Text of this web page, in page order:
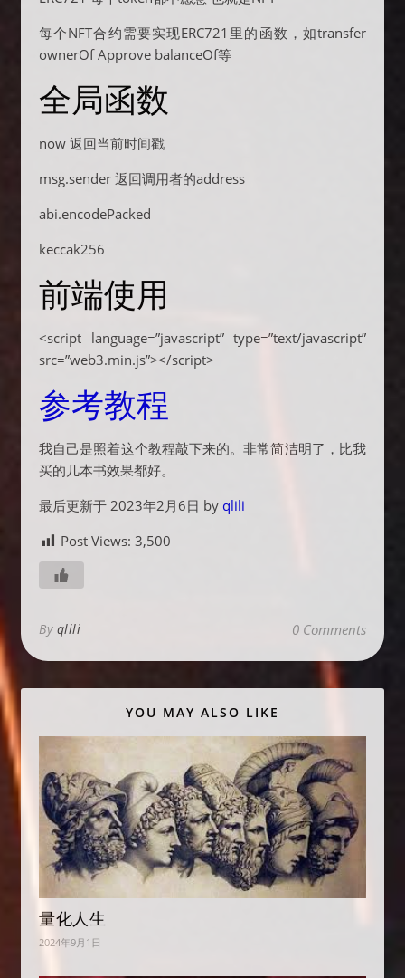
每个NFT合约需要实现ERC721里的函数，如transfer
ownerOf Approve balanceOf等
全局函数
now 返回当前时间戳
msg.sender 返回调用者的address
abi.encodePacked
keccak256
前端使用
<script language=”javascript” type=”text/javascript”
src=”web3.min.js”></script>
参考教程
我自己是照着这个教程敲下来的。非常简洁明了，比我
买的几本书效果都好。
最后更新于 2023年2月6日 by qlili
Post Views: 3,500
By qlili 0 Comments
YOU MAY ALSO LIKE
量化人生
2024年9月1日